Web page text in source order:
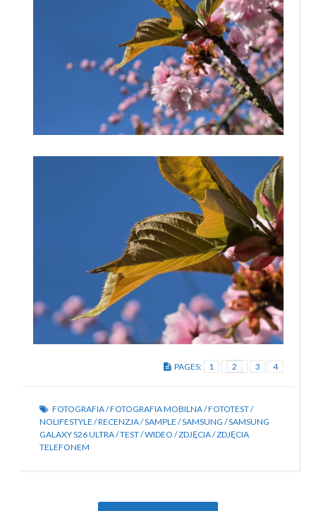
PAGES: 1 2 3 4
FOTOGRAFIA/FOTOGRAFIA MOBILNA/FOTOTEST/
NOLIFESTYLE /RECENZJA/SAMPLE /SAMSUNG /SAMSUNG
GALAXY S26 ULTRA/TEST/WIDEO /ZDJĘCIA/ZDJĘCIA
TELEFONEM